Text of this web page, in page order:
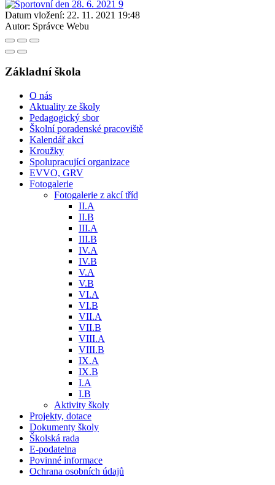
Datum vložení: 22. 11. 2021 19:48
Autor: Správce Webu
Základní škola
O nás
Aktuality ze školy
Pedagogický sbor
Školní poradenské pracoviště
Kalendář akcí
Kroužky
Spolupracující organizace
EVVO, GRV
Fotogalerie
Fotogalerie z akcí tříd
II.A
II.B
III.A
III.B
IV.A
IV.B
V.A
V.B
VI.A
VI.B
VII.A
VII.B
VIII.A
VIII.B
IX.A
IX.B
I.A
I.B
Aktivity školy
Projekty, dotace
Dokumenty školy
Školská rada
E-podatelna
Povinné informace
Ochrana osobních údajů